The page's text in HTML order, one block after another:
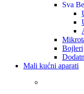
Sva
Bojleri
Mali kućni aparati